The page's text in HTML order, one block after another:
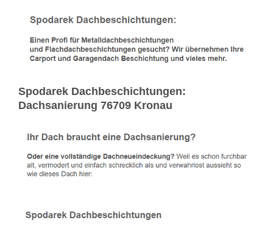
Spodarek Dachbeschichtungen:
Dachsanierung 76709 Kronau